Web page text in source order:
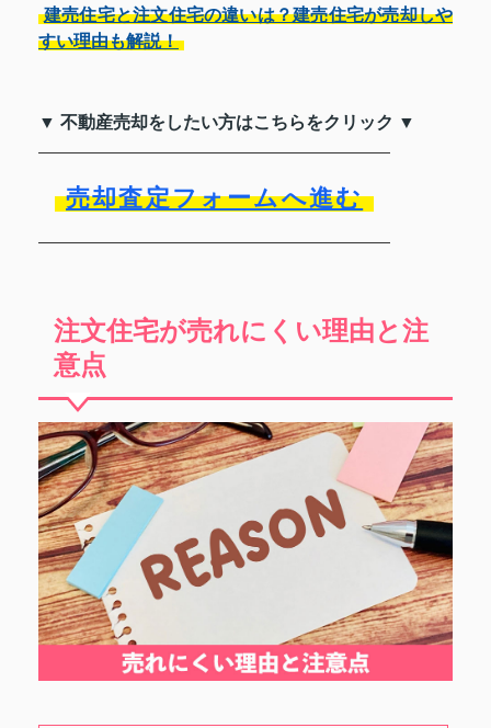
建売住宅と注文住宅の違いは？建売住宅が売却しや
すい理由も解説！
▼ 不動産売却をしたい方はこちらをクリック ▼
売却査定フォームへ進む
注文住宅が売れにくい理由と注
意点